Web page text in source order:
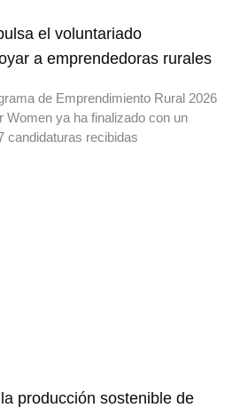
el voluntariado
a emprendedoras rurales
de Emprendimiento Rural 2026
Women ya ha finalizado con un
candidaturas recibidas
producción sostenible de